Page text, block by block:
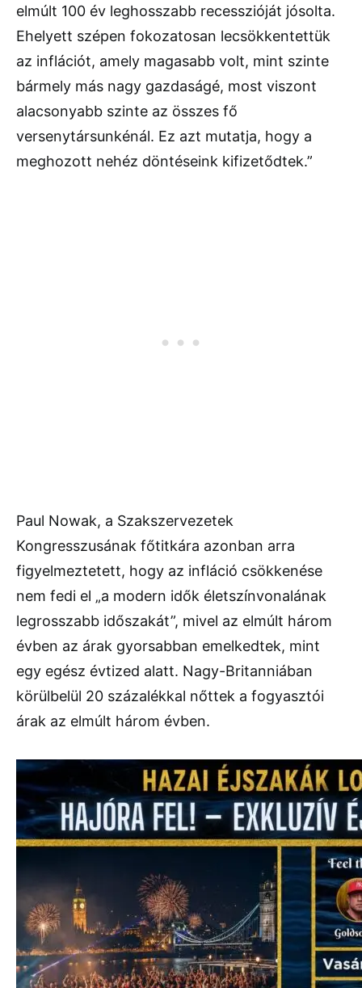
elmúlt 100 év leghosszabb recesszióját jósolta.
Ehelyett szépen fokozatosan lecsökkentettük
az inflációt, amely magasabb volt, mint szinte
bármely más nagy gazdaságé, most viszont
alacsonyabb szinte az összes fő
versenytársunkénál. Ez azt mutatja, hogy a
meghozott nehéz döntéseink kifizetődtek.”
Paul Nowak, a Szakszervezetek
Kongresszusának főtitkára azonban arra
figyelmeztetett, hogy az infláció csökkenése
nem fedi el „a modern idők életszínvonalának
legrosszabb időszakát”, mivel az elmúlt három
évben az árak gyorsabban emelkedtek, mint
egy egész évtized alatt. Nagy-Britanniában
körülbelül 20 százalékkal nőttek a fogyasztói
árak az elmúlt három évben.